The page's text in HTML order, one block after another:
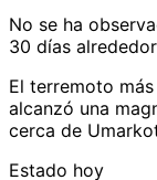
No se ha
30 días
El terremoto
alcanzó una
cerca de
Estado hoy